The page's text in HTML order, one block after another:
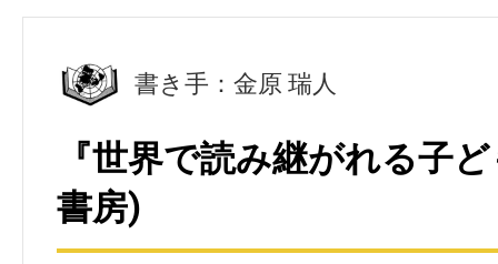
書き手：金原 瑞人
『世界で読み継がれる子
書房)